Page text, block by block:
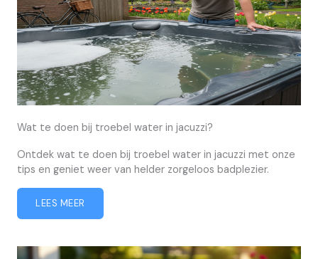
Wat te doen bij troebel water in jacuzzi?
Ontdek wat te doen bij troebel water in jacuzzi met onze
tips en geniet weer van helder zorgeloos badplezier.
LEES MEER